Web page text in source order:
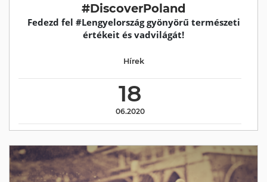
#DiscoverPoland
Fedezd fel #Lengyelország gyönyörű természeti
értékeit és vadvilágát!
18
06.2020
Hírek